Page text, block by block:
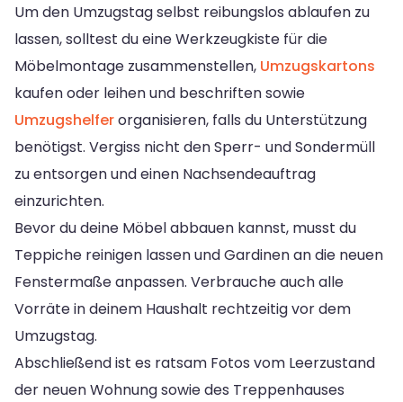
Um den Umzugstag selbst reibungslos ablaufen zu
lassen, solltest du eine Werkzeugkiste für die
Möbelmontage zusammenstellen, Umzugskartons
kaufen oder leihen und beschriften sowie
Umzugshelferorganisieren, falls du Unterstützung
benötigst. Vergiss nicht den Sperr- und Sondermüll
zu entsorgen und einen Nachsendeauftrag
einzurichten.
Bevor du deine Möbel abbauen kannst, musst du
Teppiche reinigen lassen und Gardinen an die neuen
Fenstermaße anpassen. Verbrauche auch alle
Vorräte in deinem Haushalt rechtzeitig vor dem
Umzugstag.
Abschließend ist es ratsam Fotos vom Leerzustand
der neuen Wohnung sowie des Treppenhauses